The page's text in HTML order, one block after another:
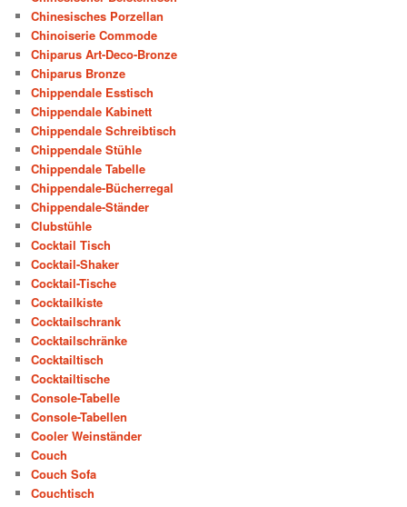
Chinesisches Porzellan
Chinoiserie Commode
Chiparus Art-Deco-Bronze
Chiparus Bronze
Chippendale Esstisch
Chippendale Kabinett
Chippendale Schreibtisch
Chippendale Stühle
Chippendale Tabelle
Chippendale-Bücherregal
Chippendale-Ständer
Clubstühle
Cocktail Tisch
Cocktail-Shaker
Cocktail-Tische
Cocktailkiste
Cocktailschrank
Cocktailschränke
Cocktailtisch
Cocktailtische
Console-Tabelle
Console-Tabellen
Cooler Weinständer
Couch
Couch Sofa
Couchtisch